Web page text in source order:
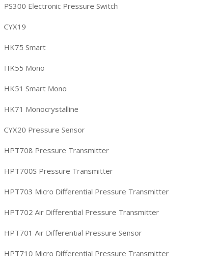
PS300 Electronic Pressure Switch
CYX19
HK75 Smart
HK55 Mono
HK51 Smart Mono
HK71 Monocrystalline
CYX20 Pressure Sensor
HPT708 Pressure Transmitter
HPT700S Pressure Transmitter
HPT703 Micro Differential Pressure Transmitter
HPT702 Air Differential Pressure Transmitter
HPT701 Air Differential Pressure Sensor
HPT710 Micro Differential Pressure Transmitter